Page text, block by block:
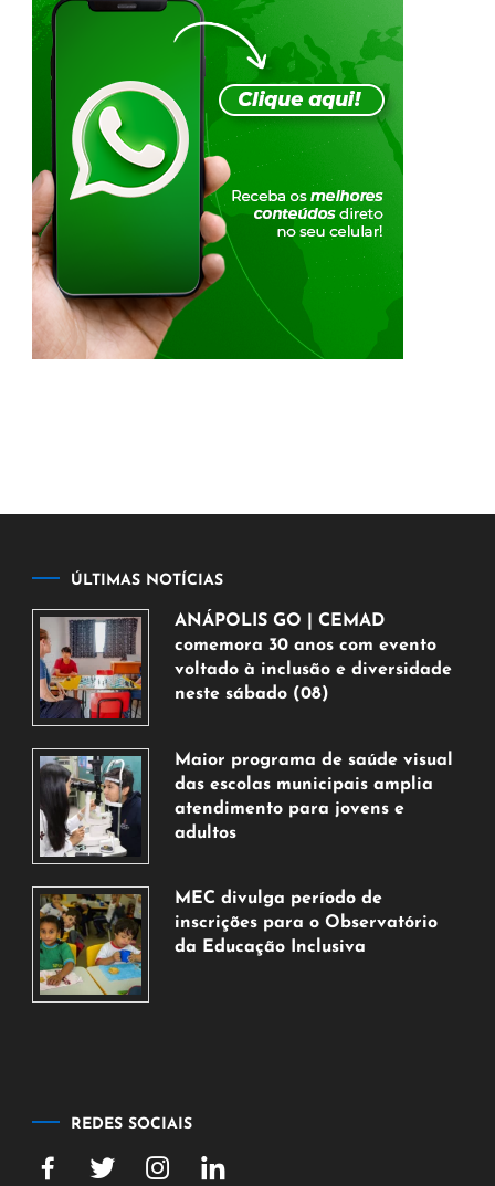
ÚLTIMAS NOTÍCIAS
ANÁPOLIS GO | CEMAD
comemora 30 anos com evento
voltado à inclusão e diversidade
neste sábado (08)
de
agosto
de
2026
Maior programa de saúde visual
das escolas municipais amplia
atendimento para jovens e
adultos
de
agosto
de
MEC divulga período de
inscrições para o Observatório
da Educação Inclusiva
REDES SOCIAIS